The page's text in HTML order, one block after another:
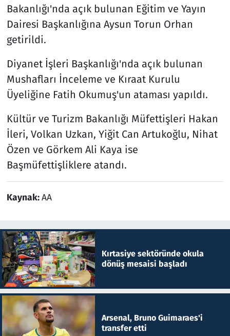
Bakanlığı'nda açık bulunan Eğitim ve Yayın
Dairesi Başkanlığına Aysun Torun Orhan
getirildi.
Diyanet İşleri Başkanlığı'nda açık bulunan
Mushafları İnceleme ve Kıraat Kurulu
Üyeliğine Fatih Okumuş'un ataması yapıldı.
Kültür ve Turizm Bakanlığı Müfettişleri Hakan
İleri, Volkan Uzkan, Yiğit Can Artukoğlu, Nihat
Özen ve Görkem Ali Kaya ise
Başmüfettişliklere atandı.
Kaynak:AA
Kırtasiye sektöründe okula
dönüş mesaisi başladı
Arsenal, Bruno Guimaraes'i
transfer etti